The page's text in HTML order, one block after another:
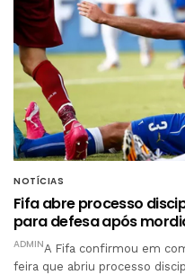
NOTÍCIAS
Fifa abre processo
para defesa após
ADMINA Fifa confirmou em
feira que abriu processo